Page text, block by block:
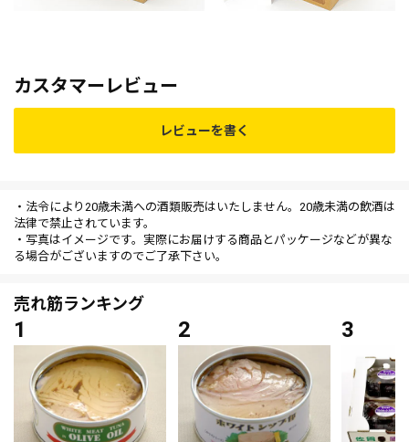
カスタマーレビュー
レビューを書く
・法令により20歳未満への酒類販売はいたしません。20歳未満の飲酒は
法律で禁止されています。
・写真はイメージです。実際にお届けする商品とパッケージなどが異な
る場合がございますのでご了承下さい。
売れ筋ランキング